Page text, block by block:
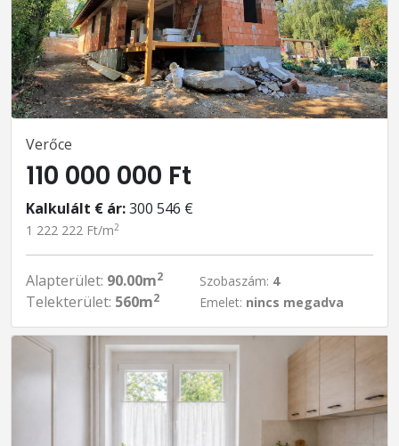
Verőce
110 000 000 Ft
Kalkulált € ár:300 546 €
1 222 222 Ft/m2
Alapterület: 90.00m2
Telekterület: 560m2
Szobaszám: 4
Emelet: nincs megadva